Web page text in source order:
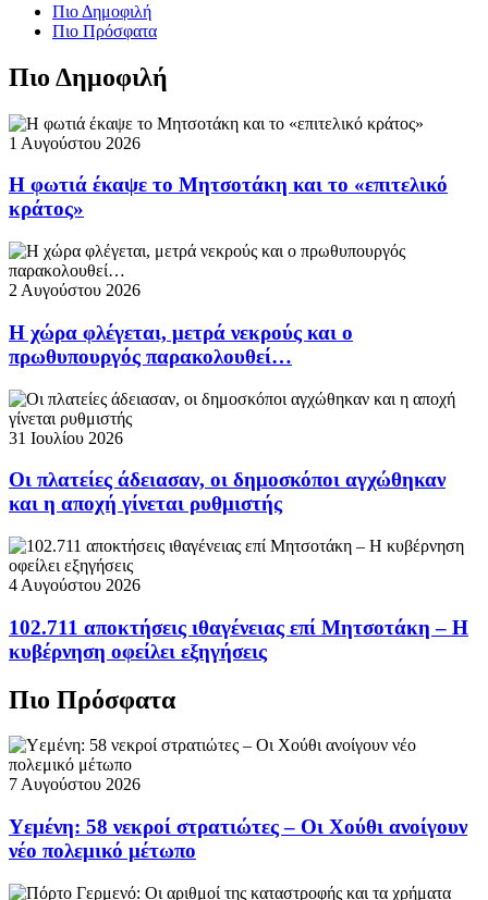
Πιο Δημοφιλή
Πιο Πρόσφατα
Πιο Δημοφιλή
1 Αυγούστου 2026
Η φωτιά έκαψε το Μητσοτάκη και το «επιτελικό
κράτος»
2 Αυγούστου 2026
Η χώρα φλέγεται, μετρά νεκρούς και ο
πρωθυπουργός παρακολουθεί…
31 Ιουλίου 2026
Οι πλατείες άδειασαν, οι δημοσκόποι αγχώθηκαν
και η αποχή γίνεται ρυθμιστής
4 Αυγούστου 2026
102.711 αποκτήσεις ιθαγένειας επί Μητσοτάκη – Η
κυβέρνηση οφείλει εξηγήσεις
Πιο Πρόσφατα
7 Αυγούστου 2026
Υεμένη: 58 νεκροί στρατιώτες – Οι Χούθι ανοίγουν
νέο πολεμικό μέτωπο